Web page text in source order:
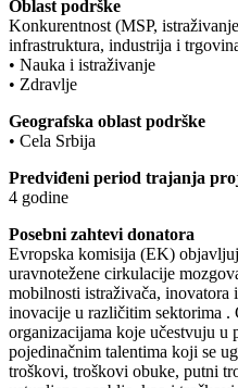
Oblast podrške
Konkurentnost (MSP,
infrastruktura, industrija i
• Nauka i istraživanje
• Zdravlje
Geografska oblast podrške
• Cela Srbija
Predviđeni period trajanja
4 godine
Posebni zahtevi donatora
Evropska komisija (EK)
uravnotežene cirkulacije
mobilnosti istraživača, inovatora
inovacije u različitim sektorima .
organizacijama koje učestvuju u
pojedinačnim talentima koji se
troškovi, troškovi obuke, putni